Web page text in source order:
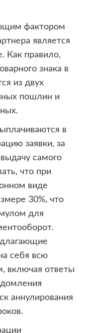
фактором
является
Как правило,
знака в
из двух
пошлин и
в
заявки, за
самого
что при
виде
30%, что
для
себя всю
включая ответы
аннулирования